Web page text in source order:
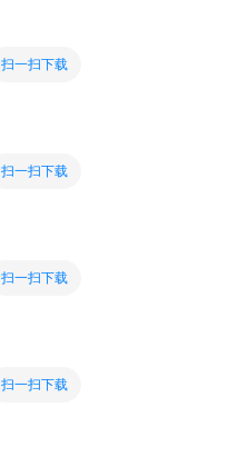
扫一扫下载
扫一扫下载
扫一扫下载
扫一扫下载